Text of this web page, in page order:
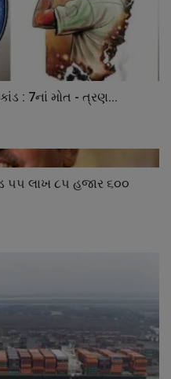
: 7નાં મોત - ત્રણ...
લાખ ૮૫ હજાર ૬૦૦